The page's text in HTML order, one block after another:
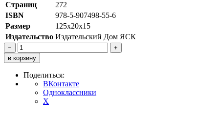
Страниц
272
ISBN
978-5-907498-55-6
Размер
125х20х15
Издательство Издательский Дом ЯСК
−
+
в корзину
Поделиться:
ВКонтакте
Одноклассники
X